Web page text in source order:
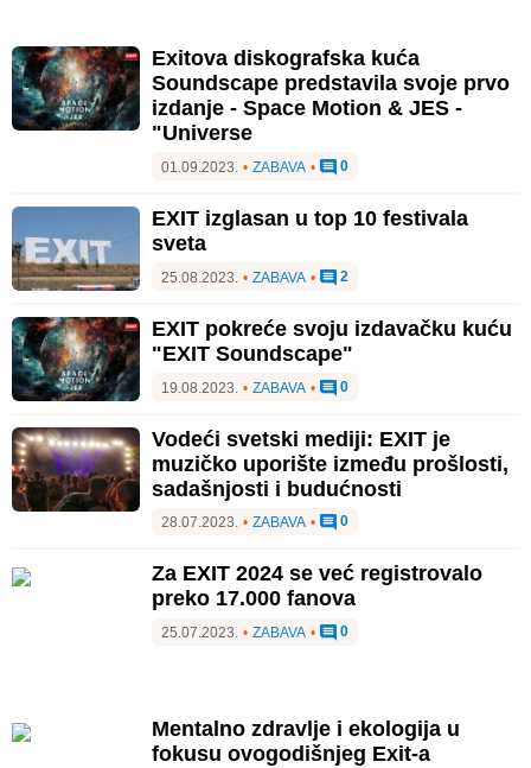
Exitova diskografska kuća
Soundscape predstavila svoje prvo
izdanje - Space Motion & JES -
"Universe
01.09.2023. • ZABAVA • 0
EXIT izglasan u top 10 festivala
sveta
25.08.2023. • ZABAVA • 2
EXIT pokreće svoju izdavačku kuću
"EXIT Soundscape"
19.08.2023. • ZABAVA • 0
Vodeći svetski mediji: EXIT je
muzičko uporište između prošlosti,
sadašnjosti i budućnosti
28.07.2023. • ZABAVA • 0
Za EXIT 2024 se već registrovalo
preko 17.000 fanova
25.07.2023. • ZABAVA • 0
Mentalno zdravlje i ekologija u
fokusu ovogodišnjeg Exit-a